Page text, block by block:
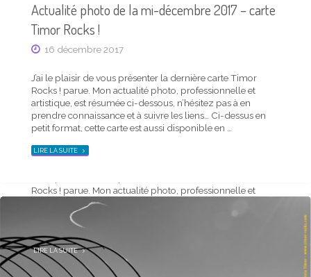
Actu mensuelle
Actualité photo de la mi-août 2019 – carte Timor
Rocks !
18 août 2019
Rocks ! parue. Mon actualité photo, professionnelle et
artistique, est résumée ci-dessous, n’hésitez pas à en
prendre connaissance et à suivre les liens… Ci-dessus en
petit format, cette carte est aussi disponible en …
LIRE LA SUITE"ACTUALITÉ
PHOTO
DE
Actualité photo de la mi-décembre 2017 – carte
Timor Rocks !
16 décembre 2017
J’ai le plaisir de vous présenter la dernière carte Timor
Rocks ! parue. Mon actualité photo, professionnelle et
artistique, est résumée ci-dessous, n’hésitez pas à en
prendre connaissance et à suivre les liens… Ci-dessus en
petit format, cette carte est aussi disponible en …
LIRE LA SUITE"ACTUALITÉ
PHOTO
2017
–
CARTE
TIMOR